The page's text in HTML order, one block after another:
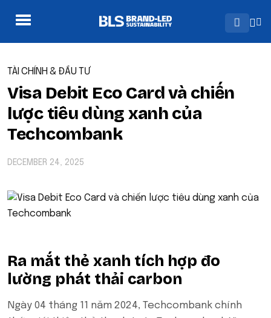
TÀI CHÍNH & ĐẦU TƯ
Visa Debit Eco Card và chiến
lược tiêu dùng xanh của
Techcombank
DECEMBER 24, 2025
Ra mắt thẻ xanh tích hợp đo
lường phát thải carbon
Ngày 04 tháng 11 năm 2024, Techcombank chính